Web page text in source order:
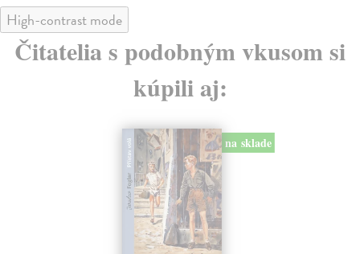
High-contrast mode
Čitatelia s podobným vkusom si
kúpili aj:
na sklade